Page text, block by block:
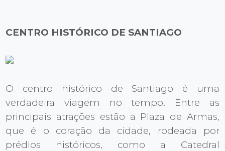
CENTRO HISTÓRICO DE SANTIAGO
O centro histórico de Santiago é uma
verdadeira viagem no tempo. Entre as
principais atrações estão a Plaza de Armas,
que é o coração da cidade, rodeada por
prédios históricos, como a Catedral